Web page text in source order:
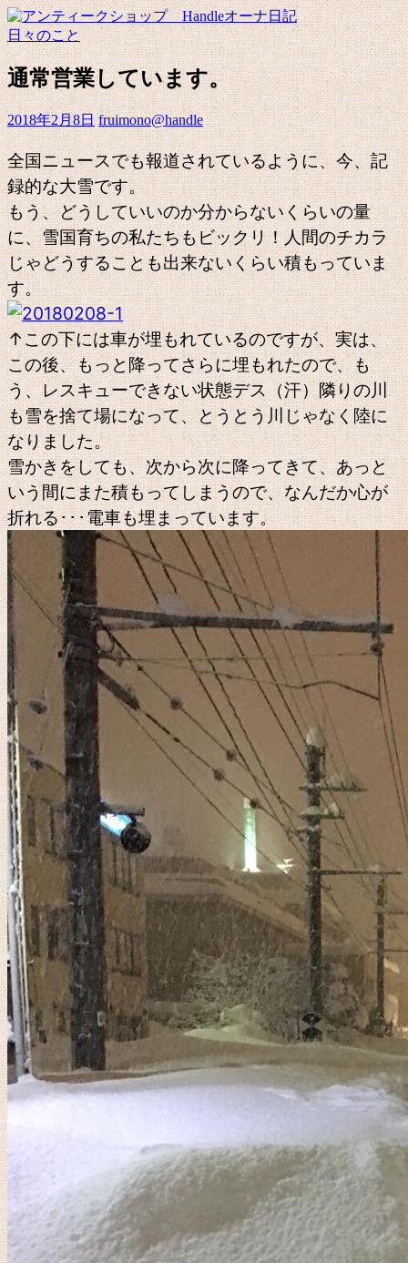
日々のこと
通常営業しています。
2018年2月8日 fruimono@handle
全国ニュースでも報道されているように、今、記
録的な大雪です。
もう、どうしていいのか分からないくらいの量
に、雪国育ちの私たちもビックリ！人間のチカラ
じゃどうすることも出来ないくらい積もっていま
す。
↑この下には車が埋もれているのですが、実は、
この後、もっと降ってさらに埋もれたので、も
う、レスキューできない状態デス（汗）隣りの川
も雪を捨て場になって、とうとう川じゃなく陸に
なりました。
雪かきをしても、次から次に降ってきて、あっと
いう間にまた積もってしまうので、なんだか心が
折れる･･･電車も埋まっています。